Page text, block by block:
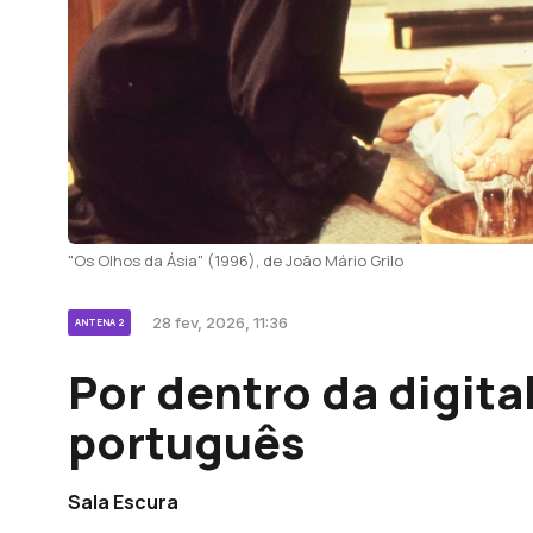
"Os Olhos da Ásia" (1996), de João Mário Grilo
ANTENA 2 28 fev, 2026, 11:36
Por dentro da
português
Sala Escura